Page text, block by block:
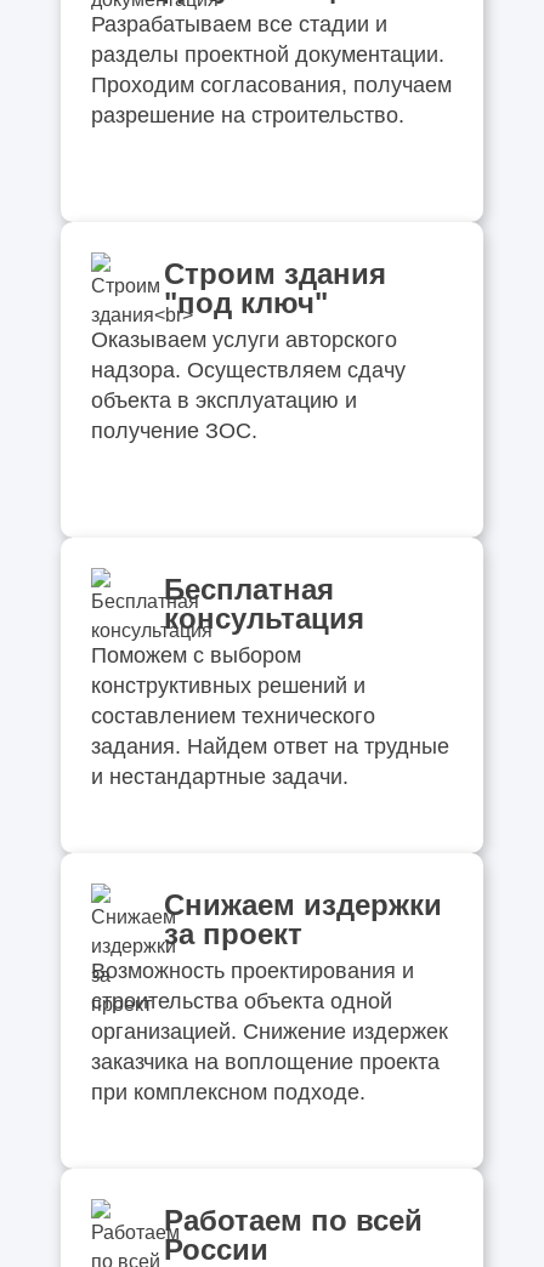
Разрабатываем все стадии и
разделы проектной документации.
Проходим согласования, получаем
разрешение на строительство.
Строим здания
"под ключ"
Оказываем услуги авторского
надзора. Осуществляем сдачу
объекта в эксплуатацию и
получение ЗОС.
Бесплатная
консультация
Поможем с выбором
конструктивных решений и
составлением технического
задания. Найдем ответ на трудные
и нестандартные задачи.
Снижаем издержки
за проект
Возможность проектирования и
строительства объекта одной
организацией. Снижение издержек
заказчика на воплощение проекта
при комплексном подходе.
Работаем по всей
России